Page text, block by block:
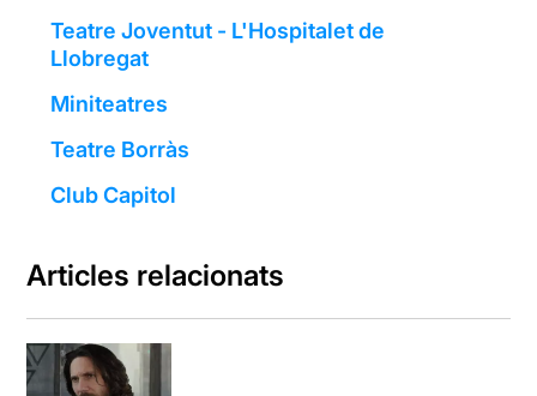
Teatre Joventut - L'Hospitalet de
Llobregat
Miniteatres
Teatre Borràs
Club Capitol
Articles relacionats